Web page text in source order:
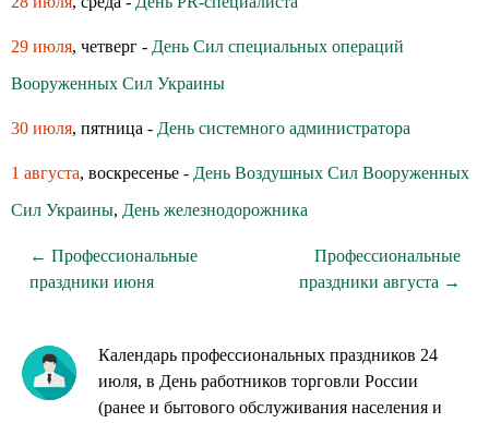
29 июля, четверг - День Сил специальных операций
Вооруженных Сил Украины
30 июля, пятница - День системного администратора
1 августа, воскресенье - День Воздушных Сил Вооруженных
Сил Украины, День железнодорожника
← Профессиональные
праздники июня
Профессиональные
праздники августа →
Календарь профессиональных праздников 24
июля, в День работников торговли России
(ранее и бытового обслуживания населения и